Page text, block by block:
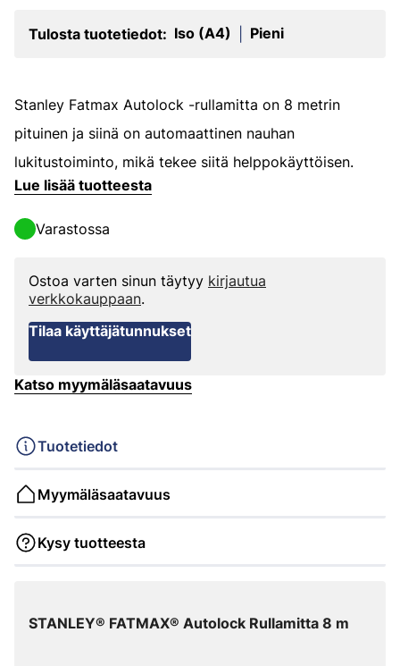
Tulosta tuotetiedot: Iso (A4) Pieni
Stanley Fatmax Autolock -rullamitta on 8 metrin
pituinen ja siinä on automaattinen nauhan
lukitustoiminto, mikä tekee siitä helppokäyttöisen.
Lue lisää tuotteesta
Varastossa
Ostoa varten sinun täytyy kirjautua
verkkokauppaan.
Tilaa käyttäjätunnukset
Katso myymäläsaatavuus
Tuotetiedot
Myymäläsaatavuus
Kysy tuotteesta
STANLEY® FATMAX® Autolock Rullamitta 8 m